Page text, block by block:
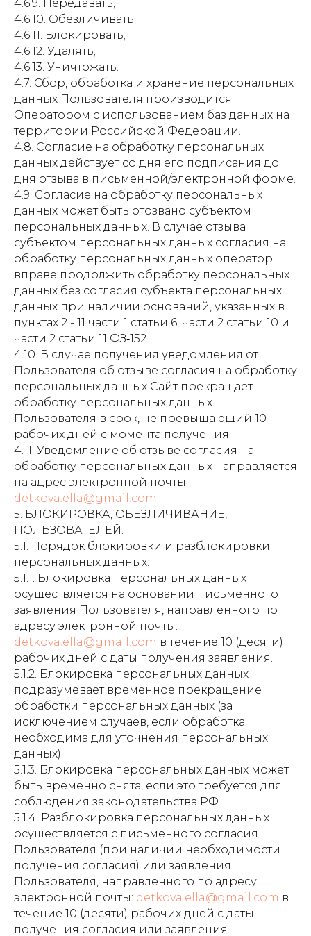
4.6.9. Передавать;
4.6.10. Обезличивать;
4.6.11. Блокировать;
4.6.12. Удалять;
4.6.13. Уничтожать.
4.7. Сбор, обработка и хранение персональных
данных Пользователя производится
Оператором с использованием баз данных на
территории Российской Федерации.
4.8. Согласие на обработку персональных
данных действует со дня его подписания до
дня отзыва в письменной/электронной форме.
4.9. Согласие на обработку персональных
данных может быть отозвано субъектом
персональных данных. В случае отзыва
субъектом персональных данных согласия на
обработку персональных данных оператор
вправе продолжить обработку персональных
данных без согласия субъекта персональных
данных при наличии оснований, указанных в
пунктах 2 - 11 части 1 статьи 6, части 2 статьи 10 и
части 2 статьи 11 ФЗ‑152.
4.10. В случае получения уведомления от
Пользователя об отзыве согласия на обработку
персональных данных Сайт прекращает
обработку персональных данных
Пользователя в срок, не превышающий 10
рабочих дней с момента получения.
4.11. Уведомление об отзыве согласия на
обработку персональных данных направляется
на адрес электронной почты:
detkova.ella@gmail.com.
5. БЛОКИРОВКА, ОБЕЗЛИЧИВАНИЕ,
ПОЛЬЗОВАТЕЛЕЙ.
5.1. Порядок блокировки и разблокировки
персональных данных:
5.1.1. Блокировка персональных данных
осуществляется на основании письменного
заявления Пользователя, направленного по
адресу электронной почты:
detkova.ella@gmail.com в течение 10 (десяти)
рабочих дней с даты получения заявления.
5.1.2. Блокировка персональных данных
подразумевает временное прекращение
обработки персональных данных (за
исключением случаев, если обработка
необходима для уточнения персональных
данных).
5.1.3. Блокировка персональных данных может
быть временно снята, если это требуется для
соблюдения законодательства РФ.
5.1.4. Разблокировка персональных данных
осуществляется с письменного согласия
Пользователя (при наличии необходимости
получения согласия) или заявления
Пользователя, направленного по адресу
электронной почты: detkova.ella@gmail.com в
течение 10 (десяти) рабочих дней с даты
получения согласия или заявления.